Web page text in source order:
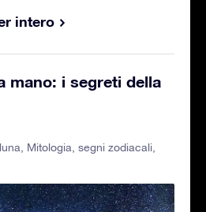
intero
mano: i segreti della
luna Mitologia segni zodiacali